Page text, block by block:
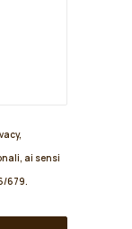
,
ai sensi
679.